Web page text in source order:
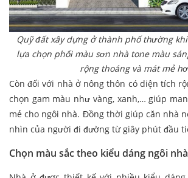
Quỹ đất xây dựng ở thành phố thường
lựa chọn phối màu sơn nhà tone màu
rộng thoáng và mát mẻ
Còn đối với nhà ở nông thôn có diện tích
chọn gam màu như vàng, xanh,… giúp
mẻ cho ngôi nhà. Đồng thời giúp căn nhà
nhìn của người đi đường từ giây phút đầu
Chọn màu sắc theo kiểu dáng ngôi nhà